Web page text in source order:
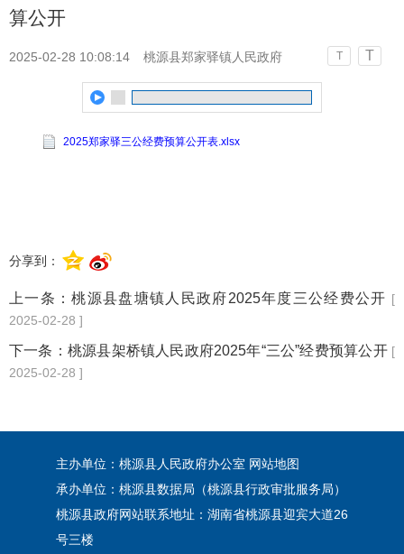
算公开
2025-02-28 10:08:14 桃源县郑家驿镇人民政府 T T
2025郑家驿三公经费预算公开表.xlsx
分享到：
上一条：桃源县盘塘镇人民政府2025年度三公经费公开 [
2025-02-28 ]
下一条： 桃源县架桥镇人民政府2025年“三公”经费预算公开 [
2025-02-28 ]
主办单位：桃源县人民政府办公室 网站地图
承办单位：桃源县数据局（桃源县行政审批服务局）
桃源县政府网站联系地址：湖南省桃源县迎宾大道26
号三楼